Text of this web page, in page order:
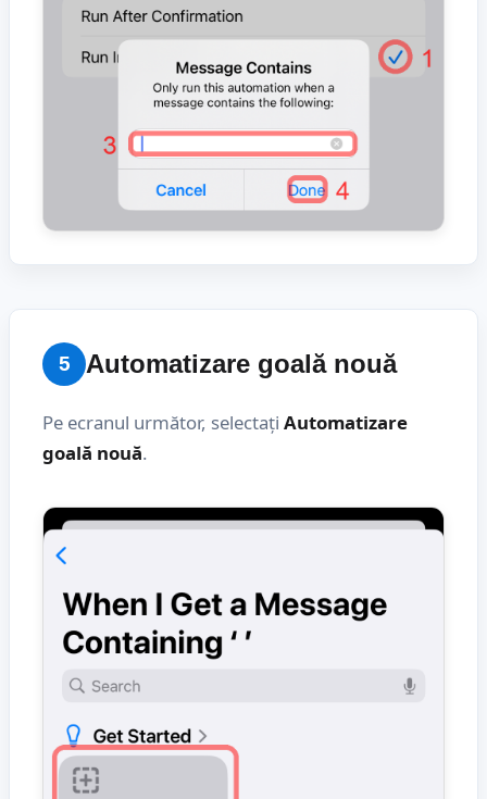
5 Automatizare goală nouă
Pe ecranul următor, selectați Automatizare
goală nouă.